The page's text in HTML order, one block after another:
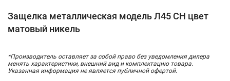
Защелка металлическая модель Л45 СН цвет
матовый никель
*Производитель оставляет за собой право без уведомления дилера
менять характеристики, внешний вид и комплектацию товара.
Указанная информация не является публичной офертой.